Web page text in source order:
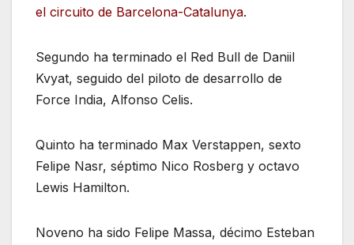
el circuito de Barcelona-Catalunya.
Segundo ha terminado el Red Bull de Daniil
Kvyat, seguido del piloto de desarrollo de
Force India, Alfonso Celis.
Quinto ha terminado Max Verstappen, sexto
Felipe Nasr, séptimo Nico Rosberg y octavo
Lewis Hamilton.
Noveno ha sido Felipe Massa, décimo Esteban